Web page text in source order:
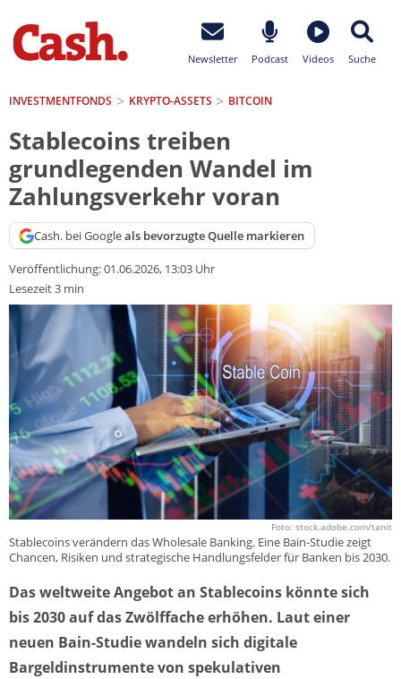
Newsletter Podcast Videos Suche
INVESTMENTFONDS KRYPTO-ASSETS BITCOIN
Stablecoins treiben
grundlegenden Wandel im
Zahlungsverkehr voran
Cash. bei Googleals bevorzugte Quelle markieren
Veröffentlichung:01.06.2026, 13:03 Uhr
Lesezeit 3 min
Foto: stock.adobe.com/tanit
Stablecoins verändern das Wholesale Banking. Eine Bain-Studie zeigt
Chancen, Risiken und strategische Handlungsfelder für Banken bis 2030.
Das weltweite Angebot an Stablecoins könnte sich
bis 2030 auf das Zwölffache erhöhen. Laut einer
neuen Bain-Studie wandeln sich digitale
Bargeldinstrumente von spekulativen